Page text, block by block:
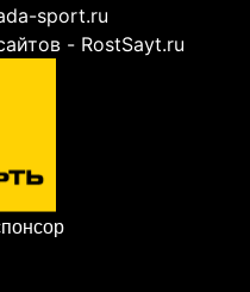
sport.ru
- RostSayt.ru